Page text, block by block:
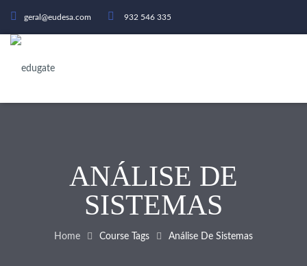
geral@eudesa.com 932 546 335
ANÁLISE DE
SISTEMAS
Home Course Tags Análise De Sistemas